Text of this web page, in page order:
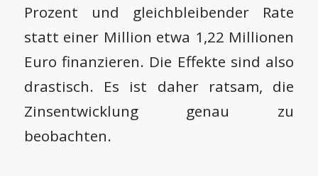
Prozent und gleichbleibender Rate
statt einer Million etwa 1,22 Millionen
Euro finanzieren. Die Effekte sind also
drastisch. Es ist daher ratsam, die
Zinsentwicklung genau zu
beobachten.